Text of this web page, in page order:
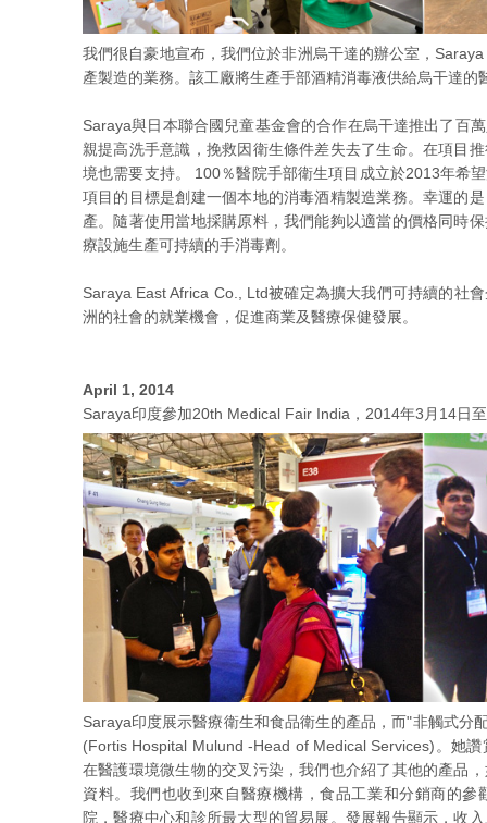
我們很自豪地宣布，我們位於非洲烏干達的辦公室，
產製造的業務。該工廠將生產手部酒精消毒液供給烏干達的
Saraya與日本聯合國兒童基金會的合作在烏干達推出了百
親提高洗手意識，挽救因衛生條件差失去了生命。在項目
境也需要支持。 100％醫院手部衛生項目成立於2013年希
項目的目標是創建一個本地的消毒酒精製造業務。幸運的
產。隨著使用當地採購原料，我們能夠以適當的價格同時
療設施生產可持續的手消毒劑。
Saraya East Africa Co., Ltd被確定為擴大我們可持續的社
洲的社會的就業機會，促進商業及醫療保健發展。
April 1, 2014
Saraya印度參加20th Medical Fair India，2014年3月14日
Saraya印度展示醫療衛生和食品衛生的產品，而"非觸式分
(Fortis Hospital Mulund -Head of Medical Services)。她
在醫護環境微生物的交叉污染，我們也介紹了其他的產品
資料。我們也收到來自醫療機構，食品工業和分銷商的
院，醫療中心和診所最大型的貿易展。發展報告顯示，收